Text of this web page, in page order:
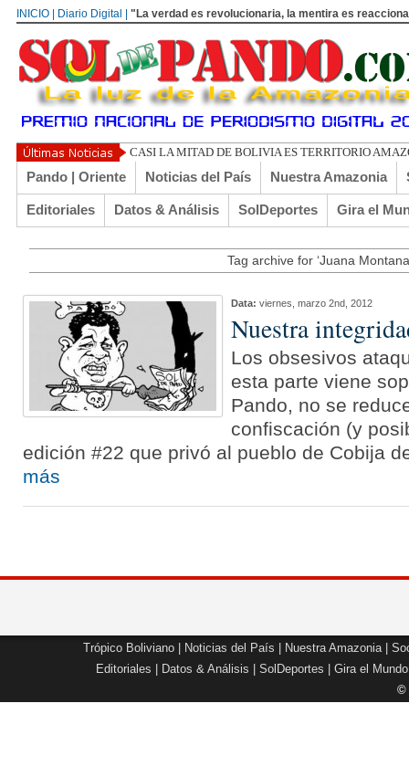
INICIO | Diario Digital | "La verdad es revolucionaria, la mentira es
CASI LA MITAD DE BOLIVIA ES TERRITORIO
Pando | Oriente Noticias del País Nuestra Amazonia
Editoriales Datos & Análisis SolDeportes Gira el
Tag archive for ‘Juana
Data: viernes, marzo 2nd, 2012
Nuestra
Los obsesivos
esta parte viene
Pando, no se
confiscación (y
edición #22 que privó al pueblo de Cobija
más
Trópico Boliviano Noticias del País Nuestra Amazonia|
Editoriales
Datos & Análisis SolDeportes Gira el Mundo
©